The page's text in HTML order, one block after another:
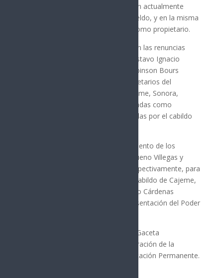
en sus ausencias temporales a quien actualmente
goza de una licencia sin goce de sueldo, y en la misma
sesión se le tomó protesta de ley como propietario.
En el segundo acuerdo se aprobaron las renuncias
presentadas por los ciudadanos Gustavo Ignacio
Almada Bórquez y José Rodrigo Robinson Bours
Castelo, al cargo de regidores propietarios del
Ayuntamiento del municipio de Cajeme, Sonora,
renuncias que ya habían sido calificadas como
procedentes y plenamente justificadas por el cabildo
Este resolutivo se hará del conocimiento de los
regidores suplentes, Luis Enrique Bueno Villegas y
Guadalupe Buitimea Valenzuela, respectivamente, para
que rindan la protesta de ley en el Cabildo de Cajeme,
acto al que se comisionó al diputado Cárdenas
Sepúlveda para que acuda en representación del Poder
Con oportunidad se publicará en la Gaceta
Parlamentaria el aviso para la celebración de la
próxima sesión ordinaria de la Diputación Permanente.